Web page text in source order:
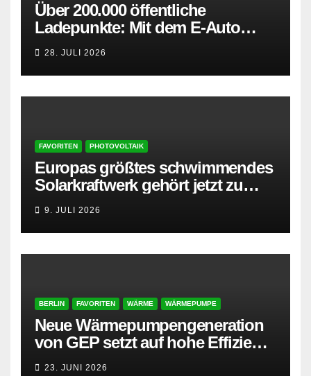
Über 200.000 öffentliche
Ladepunkte: Mit dem E-Auto
entspannt in den Sommerurlaub
28. JULI 2026
FAVORITEN PHOTOVOLTAIK
Europas größtes schwimmendes
Solarkraftwerk gehört jetzt zu
AMPYR
9. JULI 2026
BERLIN FAVORITEN WÄRME WÄRMEPUMPE
Neue Wärmepumpengeneration
von GEP setzt auf hohe Effizienz
und besonders leisen Betrieb
23. JUNI 2026